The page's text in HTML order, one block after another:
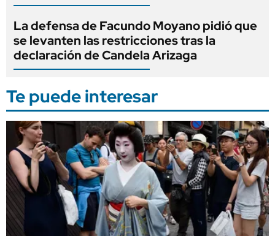
La defensa de Facundo Moyano pidió que
se levanten las restricciones tras la
declaración de Candela Arizaga
Te puede interesar